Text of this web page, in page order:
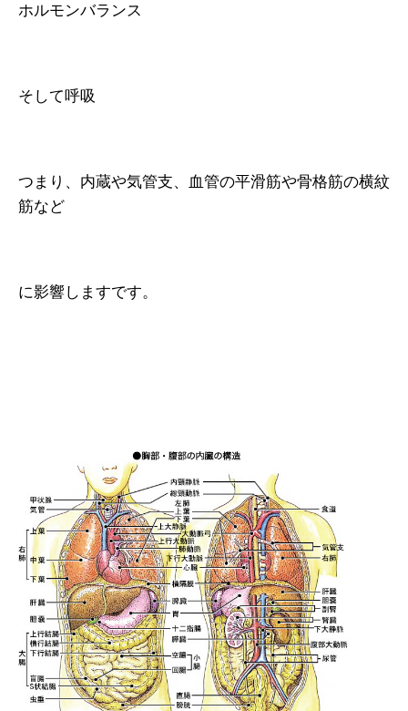
ホルモンバランス
そして呼吸
つまり、内蔵や気管支、血管の平滑筋や骨格筋の横紋
筋など
に影響しますです。